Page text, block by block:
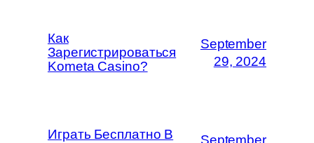
Как
Зарегистрироваться
Kometa Casino?
September
29, 2024
Играть Бесплатно В
September